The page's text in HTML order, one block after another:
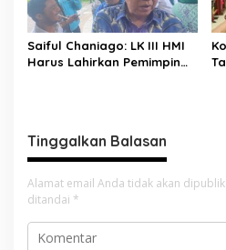
Saiful Chaniago: LK III HMI
Harus Lahirkan Pemimpin
Tinggalkan Balasan
Alamat email Anda tidak akan
ditandai *